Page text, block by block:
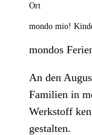
Ort
mondo mio!
mondos
An den
Familien in
Werkstoff
gestalten.